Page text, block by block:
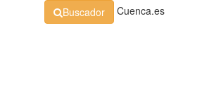
Buscador Cuenca.es